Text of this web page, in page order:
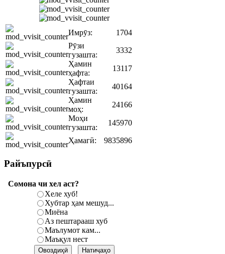
Имрӯз:
1704
Рӯзи
гузашта:
3332
Ҳамин
ҳафта:
13117
Ҳафтаи
гузашта:
40164
Ҳамин
моҳ:
24166
Моҳи
гузашта:
145970
Ҳамагӣ: 9835896
Райъпурсӣ
Сомона чи хел аст?
Хеле хуб!
Хубтар ҳам мешуд...
Миёна
Аз пештарааш хуб
Маълумот кам...
Маъқул нест